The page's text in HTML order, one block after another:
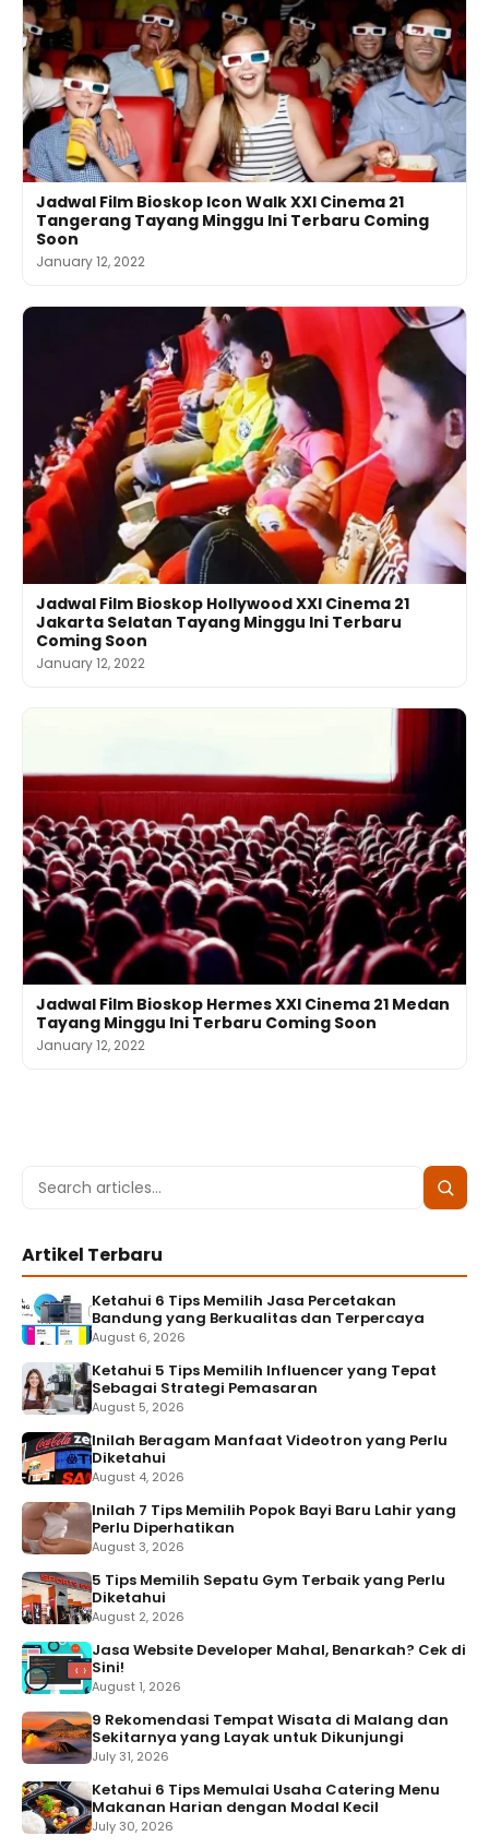
Jadwal Film Bioskop Icon Walk XXI Cinema 21
Tangerang Tayang Minggu Ini Terbaru Coming
Soon
January 12, 2022
Jadwal Film Bioskop Hollywood XXI Cinema 21
Jakarta Selatan Tayang Minggu Ini Terbaru
Coming Soon
January 12, 2022
Jadwal Film Bioskop Hermes XXI Cinema 21 Medan
Tayang Minggu Ini Terbaru Coming Soon
January 12, 2022
Search
Search
Artikel Terbaru
Ketahui 6 Tips Memilih Jasa Percetakan
Bandung yang Berkualitas dan Terpercaya
August 6, 2026
Ketahui 5 Tips Memilih Influencer yang Tepat
Sebagai Strategi Pemasaran
August 5, 2026
Inilah Beragam Manfaat Videotron yang Perlu
Diketahui
August 4, 2026
Inilah 7 Tips Memilih Popok Bayi Baru Lahir yang
Perlu Diperhatikan
August 3, 2026
5 Tips Memilih Sepatu Gym Terbaik yang Perlu
Diketahui
August 2, 2026
Jasa Website Developer Mahal, Benarkah? Cek di
Sini!
August 1, 2026
9 Rekomendasi Tempat Wisata di Malang dan
Sekitarnya yang Layak untuk Dikunjungi
July 31, 2026
Ketahui 6 Tips Memulai Usaha Catering Menu
Makanan Harian dengan Modal Kecil
July 30, 2026